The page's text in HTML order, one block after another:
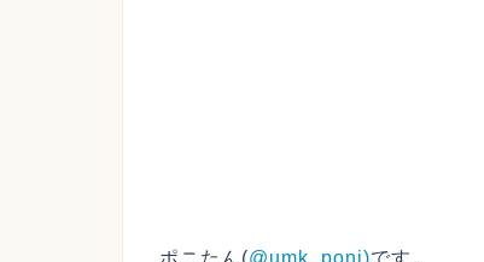
ポニたん(@umk_poni)です。